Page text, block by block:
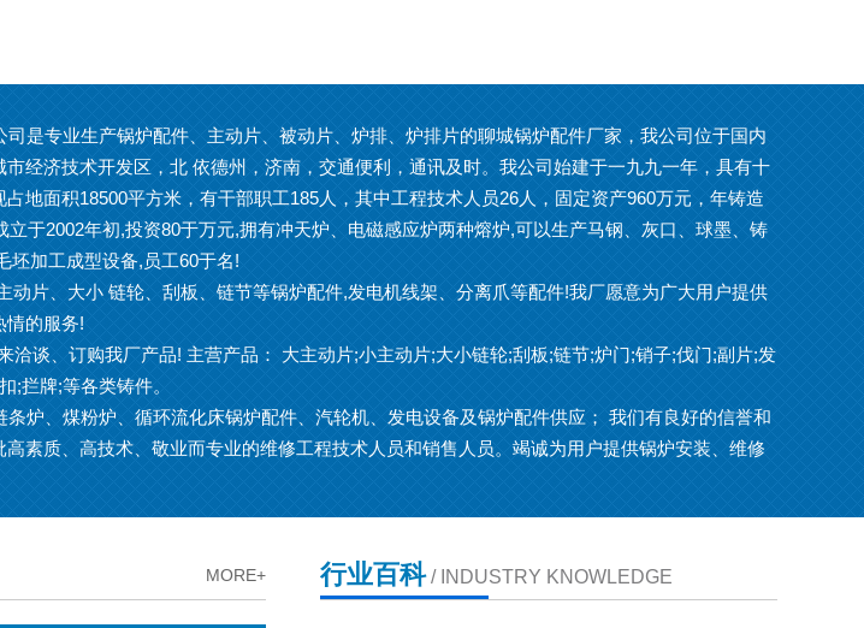
是专业生产锅炉配件、主动片、被动片、炉排、炉排片的聊城锅炉配件厂家，我公司位于国内
市经济技术开发区，北 依德州，济南，交通便利，通讯及时。我公司始建于一九九一年，具有十
地面积18500平方米，有干部职工185人，其中工程技术人员26人，固定资产960万元，年铸造
立于2002年初,投资80于万元,拥有冲天炉、电磁感应炉两种熔炉,可以生产马钢、灰口、球墨、铸
坯加工成型设备,员工60于名!
片、大小 链轮、刮板、链节等锅炉配件,发电机线架、分离爪等配件!我厂愿意为广大用户提供
情的服务!
谈、订购我厂产品! 主营产品： 大主动片;小主动片;大小链轮;刮板;链节;炉门;销子;伐门;副片;发
;拦牌;等各类铸件。
炉、煤粉炉、循环流化床锅炉配件、汽轮机、发电设备及锅炉配件供应； 我们有良好的信誉和
素质、高技术、敬业而专业的维修工程技术人员和销售人员。竭诚为用户提供锅炉安装、维修
MORE+ 行业百科/ INDUSTRY KNOWLEDGE